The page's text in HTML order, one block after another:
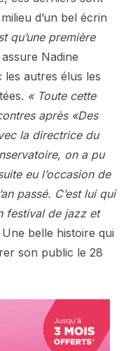
d’un bel écrin
qu’une première
Nadine
les autres élus les
« Toute cette
après «Des
la directrice du
on a pu
eu l’occasion de
passé. C’est lui qui
festival de jazz et
Une belle histoire qui
son public le 28